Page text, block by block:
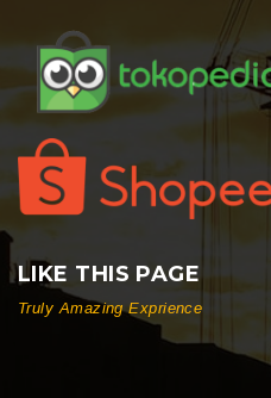
LIKE THIS PAGE
Truly Amazing Exprience